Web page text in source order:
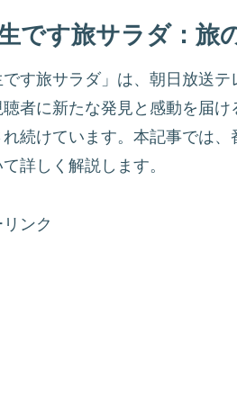
です旅サラダ：旅
です旅サラダ」は、朝日放送
者に新たな発見と感動を届
れ続けています。本記事では
詳しく解説します。
ンク